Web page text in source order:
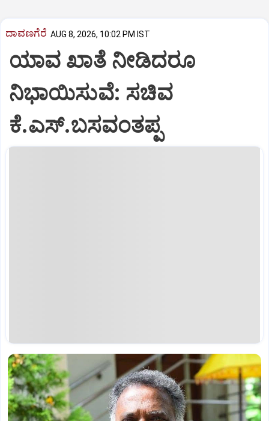
ದಾವಣಗೆರೆ AUG 8, 2026, 10:02 PM IST
ಯಾವ ಖಾತೆ ನೀಡಿದರೂ
ನಿಭಾಯಿಸುವೆ: ಸಚಿವ
ಕೆ.ಎಸ್.ಬಸವಂತಪ್ಪ